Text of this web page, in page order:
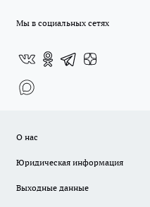
Мы в социальных сетях
О нас
Юридическая информация
Выходные данные